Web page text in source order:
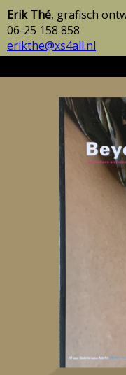
Erik Thé, grafisch
06-25 158 858
erikthe@xs4all.nl